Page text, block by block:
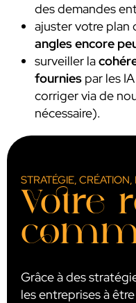
des demandes
ajuster votre
angles encore
surveiller la
fournies par les
corriger via de
nécessaire).
STRATÉGIE,
Votre
Grâce à des
les entreprises à